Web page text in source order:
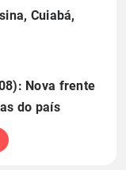
Cuiabá,
Nova frente
do país